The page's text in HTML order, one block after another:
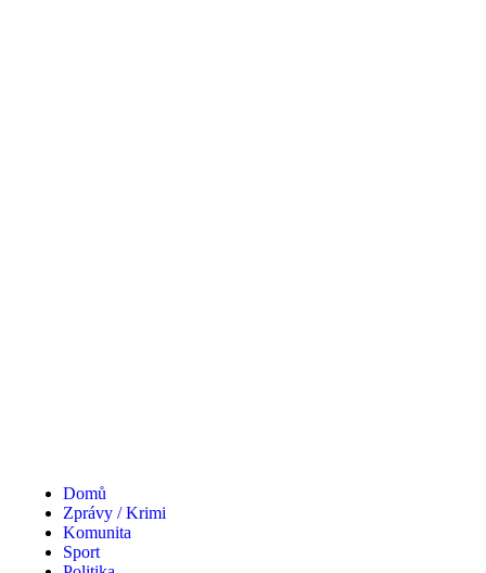
Domů
Zprávy / Krimi
Komunita
Sport